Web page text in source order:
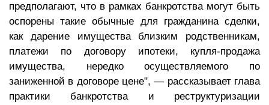
предполагают, что в рамках банкротства могут быть
оспорены такие обычные для гражданина сделки,
как дарение имущества близким родственникам,
платежи по договору ипотеки, купля-продажа
имущества, нередко осуществляемого по
заниженной в договоре цене", — рассказывает глава
практики банкротства и реструктуризации